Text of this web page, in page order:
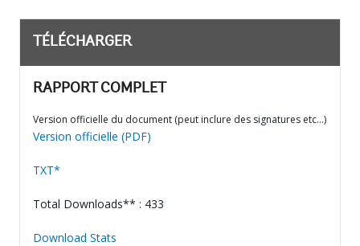
TÉLÉCHARGER
RAPPORT COMPLET
Version officielle du document (peut inclure des signatures etc…)
Version officielle (PDF)
TXT*
Total Downloads** : 433
Download Stats